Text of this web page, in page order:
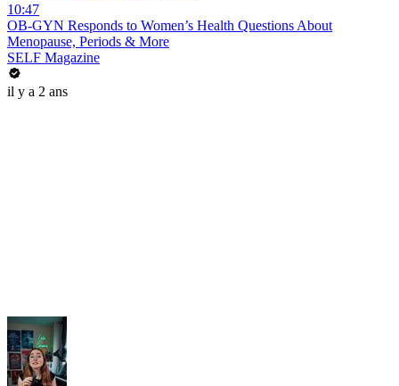
10:47
OB-GYN Responds to Women’s Health Questions About
Menopause, Periods & More
SELF Magazine
il y a 2 ans